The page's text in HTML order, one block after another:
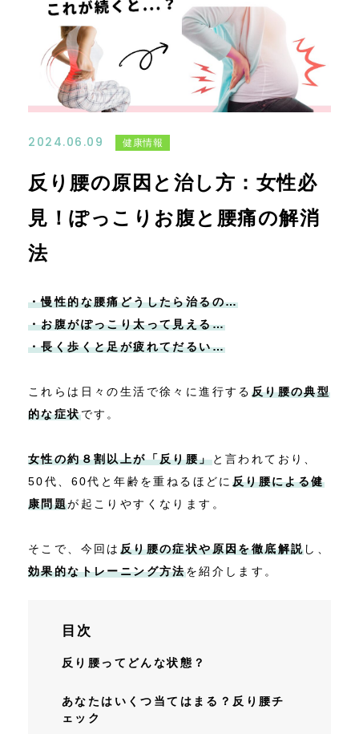
ご利用の流れ
ご体験・お問い合わせ
コンテンツ
2024.06.09 健康情報
反り腰の原因と治し方：女性必
見！ぽっこりお腹と腰痛の解消
法
・慢性的な腰痛どうしたら治るの…
・お腹がぽっこり太って見える…
・長く歩くと足が疲れてだるい…
これらは日々の生活で徐々に進行する 反り腰の典型
的な症状です。
女性の約８割以上が「反り腰」と言われており、
50代、60代と年齢を重ねるほどに 反り腰による健
康問題が起こりやすくなります。
そこで、今回は 反り腰の症状や原因を徹底解説し、
効果的なトレーニング方法を紹介します。
目次
反り腰ってどんな状態？
あなたはいくつ当てはまる？反り腰チ
ェック